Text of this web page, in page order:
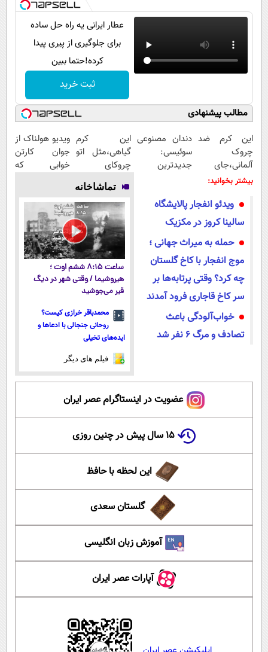
سیاست خارجی
عطار ایرانی یه راه حل ساده
برای جلوگیری از پیری پیدا
کرده!حتما ببین
ثبت خرید
مطالب پیشنهادی
این کرم ضد
چروک
آلمانی،جای
بوتاکس رو برات
تخفیف تا
امشب
دندان مصنوعی
سوئیسی:
جدیدترین
پرداخت قسطی
این کرم
گیاهی،مثل اتو
چروکای
پوستتوصاف
میکنه!50%تخفیف
ویدیو هولناک از
جوان کارتن
خوابی که
بیشتر بخوانید:
ویدئو انفجار پالایشگاه
سالینا کروز در مکزیک
حمله به میراث جهانی ؛
موج انفجار با کاخ گلستان
چه کرد؟ وقتی پرتابه‌‌ها بر
سر کاخ قاجاری فرود آمدند
خواب‌آلودگی باعث
تصادف و مرگ ۶ نفر شد
تماشاخانه
ساعت ۸:۱۵ ششم اوت ؛
هیروشیما / وقتی شهر در دیگ
قیر می‌جوشید
محمدباقر خرازی کیست؟
روحانی جنجالی با ادعاها و
ایده‌های تخیلی
فیلم های دیگر
عضویت در اینستاگرام عصر ایران
۱۵ سال پیش در چنین روزی
این لحظه با حافظ
گلستان سعدی
آموزش زبان انگلیسی
آپارات عصر ایران